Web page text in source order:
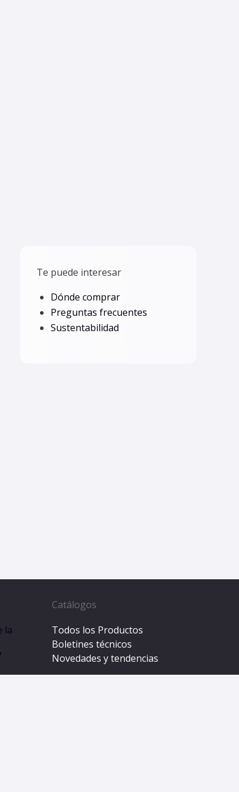
Te puede interesar
Dónde comprar
Preguntas frecuentes
Sustentabilidad
la
Catálogos
Todos los Productos
Boletines técnicos
Novedades y tendencias